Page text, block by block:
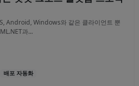
Android, Windows와 같은 클라이언트 뿐
과...
배포 자동화